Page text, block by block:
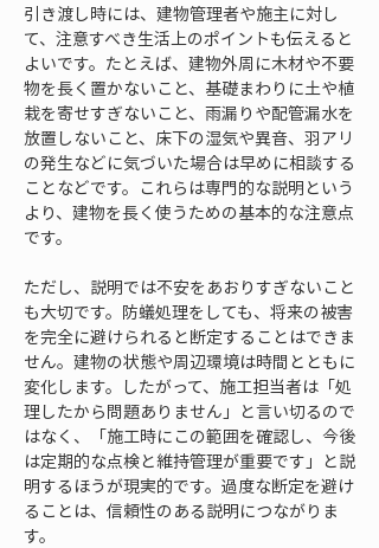
引き渡し時には、建物管理者や施主に対し
て、注意すべき生活上のポイントも伝えると
よいです。たとえば、建物外周に木材や不要
物を長く置かないこと、基礎まわりに土や植
栽を寄せすぎないこと、雨漏りや配管漏水を
放置しないこと、床下の湿気や異音、羽アリ
の発生などに気づいた場合は早めに相談する
ことなどです。これらは専門的な説明という
より、建物を長く使うための基本的な注意点
です。
ただし、説明では不安をあおりすぎないこと
も大切です。防蟻処理をしても、将来の被害
を完全に避けられると断定することはできま
せん。建物の状態や周辺環境は時間とともに
変化します。したがって、施工担当者は「処
理したから問題ありません」と言い切るので
はなく、「施工時にこの範囲を確認し、今後
は定期的な点検と維持管理が重要です」と説
明するほうが現実的です。過度な断定を避け
ることは、信頼性のある説明につながりま
す。